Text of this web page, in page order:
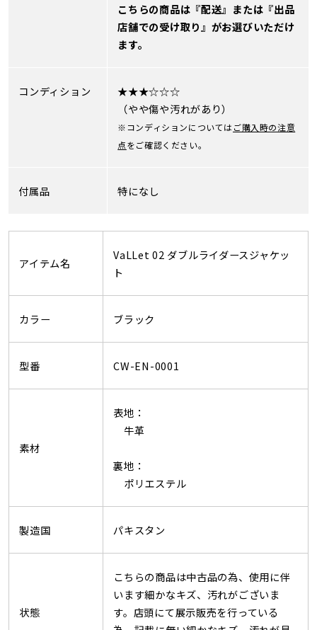
こちらの商品は『配送』または『出品
店舗での受け取り』がお選びいただけ
ます。
コンディション
★★★☆☆☆
（やや傷や汚れがあり）
※コンディションについてはご購入時の注意
点をご確認ください。
付属品 特になし
アイテム名
VaLLet 02 ダブルライダースジャケッ
ト
カラー ブラック
型番 CW-EN-0001
素材
表地：
牛革
裏地：
ポリエステル
製造国 パキスタン
状態
こちらの商品は中古品の為、使用に伴
います細かなキズ、汚れがございま
す。店頭にて展示販売を行っている